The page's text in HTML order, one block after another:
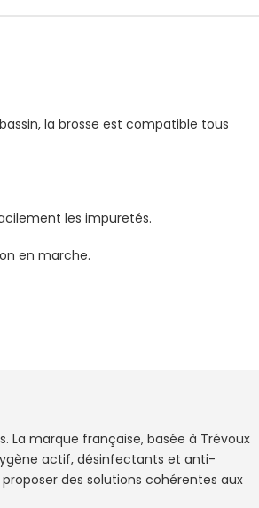
la brosse est compatible tous
les impuretés.
en marche.
La marque française, basée à Trévoux
actif, désinfectants et anti-
des solutions cohérentes aux